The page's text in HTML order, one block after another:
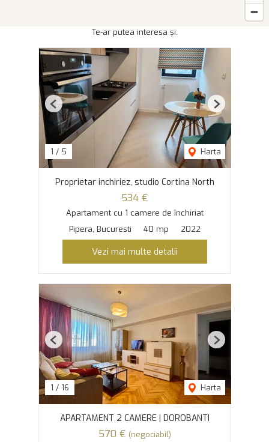
Te-ar putea interesa și:
1 / 5 Harta
Previous Next
Proprietar inchiriez, studio Cortina North
534 €
Apartament cu 1 camere de închiriat
Pipera, Bucuresti
40 mp 2022
Vezi mai multe detalii
1 / 16 Harta
Previous Next
APARTAMENT 2 CAMERE | DOROBANTI
570 € (negociabil)